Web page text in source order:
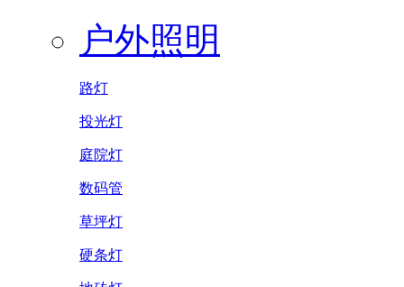
户外照明
路灯
投光灯
庭院灯
数码管
草坪灯
硬条灯